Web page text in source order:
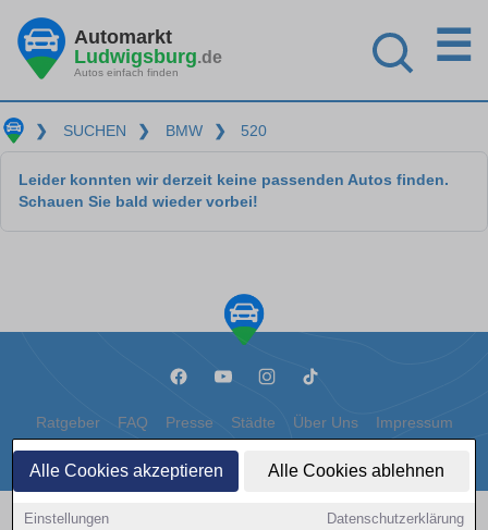
Alle Cookies akzeptieren Alle Cookies ablehnen
Einstellungen Datenschutzerklärung
Automarkt
Ludwigsburg.de
Autos einfach finden
☰
❯ SUCHEN ❯ BMW ❯ 520
Leider konnten wir derzeit keine passenden Autos finden.
Schauen Sie bald wieder vorbei!
Ratgeber FAQ Presse Städte Über Uns Impressum
Datenschutz Cookies
Copyright © 2000 - 2026 | 1A Infosysteme GmbH | Content by: 1a-sites-autos